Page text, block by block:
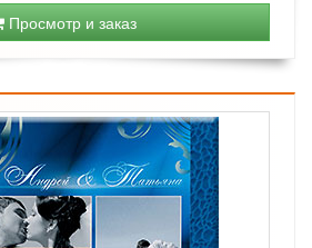
Просмотр и заказ